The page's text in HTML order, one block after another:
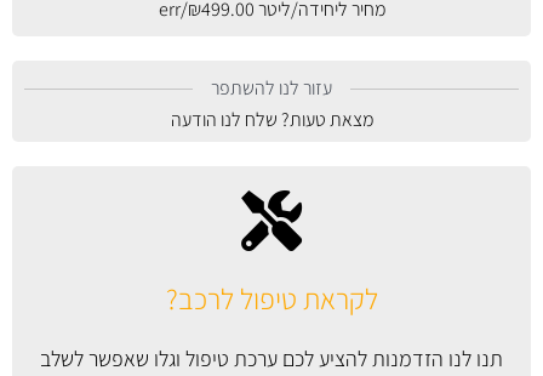
לקראת טיפול לרכב?
תנו לנו הזדמנות להציע לכם ערכת טיפול וגלו שאפשר לשלב
מחיר ליחידה/ליטר
₪499.00
/err
עזור לנו להשתפר
מצאת טעות? שלח לנו הודעה